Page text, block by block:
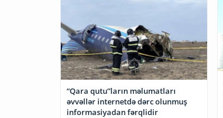
“Qara qutu”ların məlumatları
əvvəllər internetdə dərc olunmuş
informasiyadan fərqlidir